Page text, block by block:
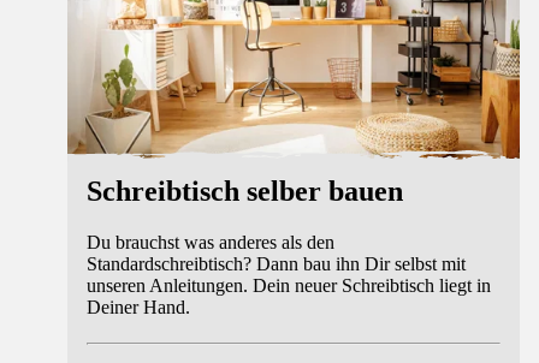
Schreibtisch selber bauen
Du brauchst was anderes als den
Standardschreibtisch? Dann bau ihn Dir selbst mit
unseren Anleitungen. Dein neuer Schreibtisch liegt in
Deiner Hand.